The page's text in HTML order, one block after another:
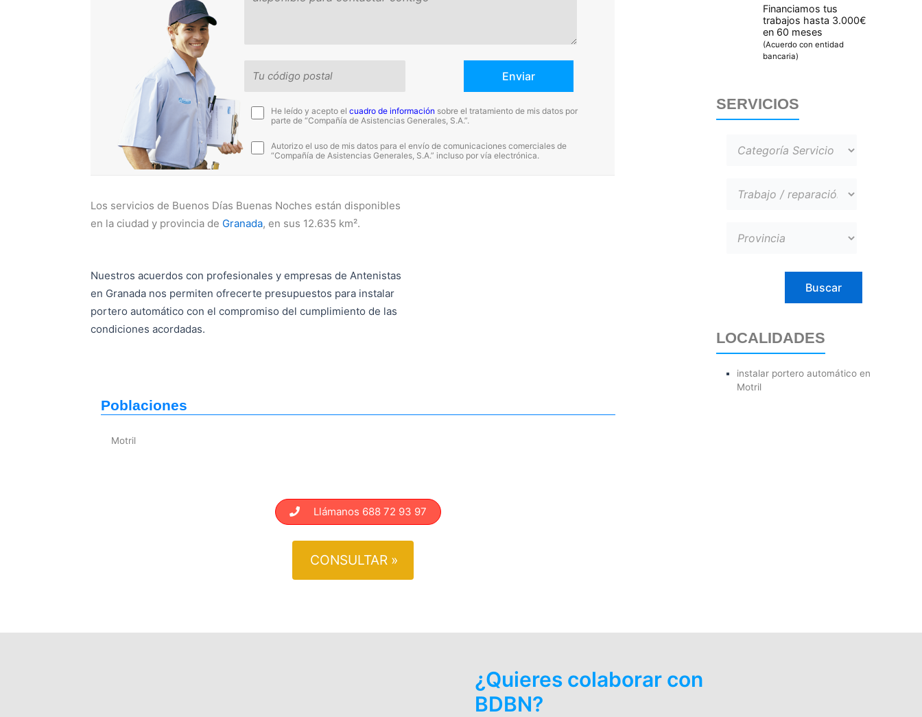
He leído y acepto elcuadro de información sobre el tratamiento de mis datos por
parte de “Compañía de Asistencias Generales, S.A.”.
Autorizo el uso de mis datos para el envío de comunicaciones comerciales de
“Compañía de Asistencias Generales, S.A.” incluso por vía electrónica.
Los servicios de Buenos Días Buenas Noches están disponibles
en la ciudad y provincia de Granada, en sus 12.635 km².
Nuestros acuerdos con profesionales y empresas de Antenistas
en Granada nos permiten ofrecerte presupuestos para instalar
portero automático con el compromiso del cumplimiento de las
condiciones acordadas.
Poblaciones
Motril
Llámanos 688 72 93 97
CONSULTAR »
Financiamos tus
trabajos hasta 3.000€
en 60 meses
(Acuerdo con entidad
bancaria)
SERVICIOS
LOCALIDADES
instalar portero automático en
Motril
¿Quieres colaborar con
BDBN?